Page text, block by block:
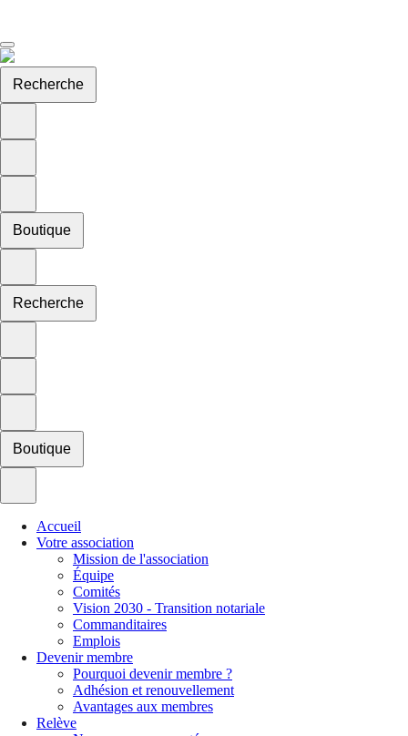
Recherche
Boutique
Recherche
Boutique
Accueil
Votre association
Mission de l'association
Équipe
Comités
Vision 2030 - Transition notariale
Commanditaires
Emplois
Devenir membre
Pourquoi devenir membre ?
Adhésion et renouvellement
Avantages aux membres
Relève